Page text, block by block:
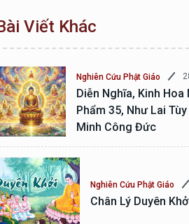
Viết Khác
Nghiên Cứu Phật Giáo
Diễn Nghĩa, Kinh Hoa
Phẩm 35, Như Lai
Minh Công Đức
Nghiên Cứu Phật Giáo
Chân Lý Duyên